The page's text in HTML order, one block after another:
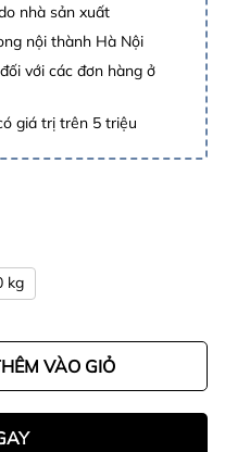
nhà sản xuất
nội thành Hà Nội
với các đơn hàng ở
giá trị trên 5 triệu
kg
VÀO GIỎ